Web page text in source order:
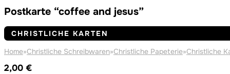
Postkarte “coffee and jesus”
CHRISTLICHE KARTEN
Home»Christliche Schreibwaren»Christliche Papeterie»Christliche
2,00 €